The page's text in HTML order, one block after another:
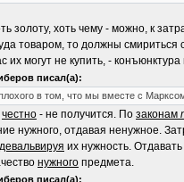
золоту, хоть чему - можно, к
товаром, то должны смириться
их могут не купить, - конъюнктура
писал(а):
в том, что мы вместе с
честно - не получится. По законам
нужного, отдавая ненужное.
девальвируя их нужность.
нужного предмета.
писал(а):